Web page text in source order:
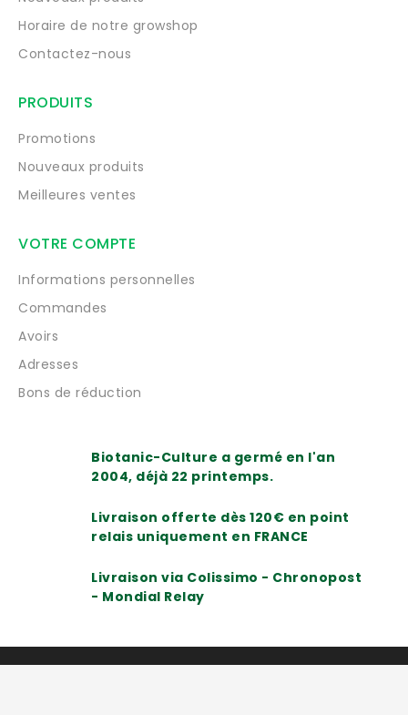
Horaire de notre growshop
Contactez-nous
PRODUITS
Promotions
Nouveaux produits
Meilleures ventes
VOTRE COMPTE
Informations personnelles
Commandes
Avoirs
Adresses
Bons de réduction
Biotanic-Culture a germé en l'an
2004, déjà 22 printemps.
Livraison offerte dès 120€ en point
relais uniquement en FRANCE
Livraison via Colissimo - Chronopost
- Mondial Relay